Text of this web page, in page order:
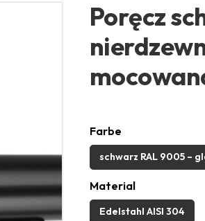
Poręcz
Farbe
schwarz RAL 9005 –
Material
Edelstahl AISI 304